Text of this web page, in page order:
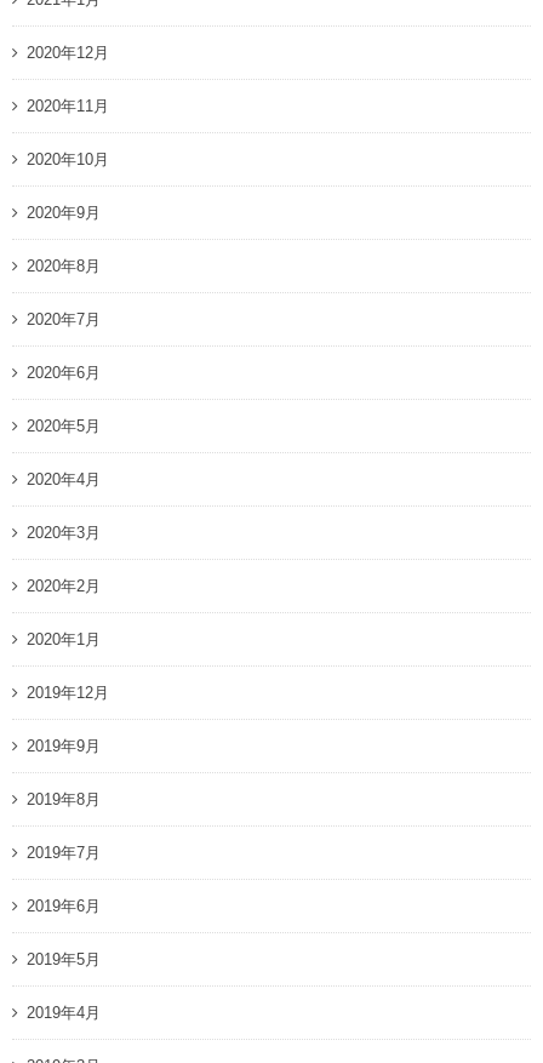
2020年12月
2020年11月
2020年10月
2020年9月
2020年8月
2020年7月
2020年6月
2020年5月
2020年4月
2020年3月
2020年2月
2020年1月
2019年12月
2019年9月
2019年8月
2019年7月
2019年6月
2019年5月
2019年4月